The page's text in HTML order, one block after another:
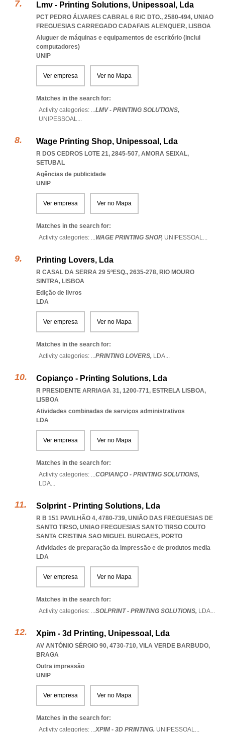
Lmv - Printing Solutions, Unipessoal, Lda
PCT PEDRO ÁLVARES CABRAL 6 R/C DTO., 2580-494, UNIAO
FREGUESIAS CARREGADO CADAFAIS ALENQUER, LISBOA
Aluguer de máquinas e equipamentos de escritório (inclui
computadores)
UNIP
Ver empresa Ver no Mapa
Matches in the search for:
Activity categories: ...LMV - PRINTING SOLUTIONS,
UNIPESSOAL...
Wage Printing Shop, Unipessoal, Lda
R DOS CEDROS LOTE 21, 2845-507, AMORA SEIXAL,
SETUBAL
Agências de publicidade
UNIP
Ver empresa Ver no Mapa
Matches in the search for:
Activity categories: ...WAGE PRINTING SHOP, UNIPESSOAL...
Printing Lovers, Lda
R CASAL DA SERRA 29 5ºESQ., 2635-278, RIO MOURO
SINTRA, LISBOA
Edição de livros
LDA
Ver empresa Ver no Mapa
Matches in the search for:
Activity categories: ...PRINTING LOVERS, LDA...
Copianço - Printing Solutions, Lda
R PRESIDENTE ARRIAGA 31, 1200-771, ESTRELA LISBOA,
LISBOA
Atividades combinadas de serviços administrativos
LDA
Ver empresa Ver no Mapa
Matches in the search for:
Activity categories: ...COPIANÇO - PRINTING SOLUTIONS,
LDA...
Solprint - Printing Solutions, Lda
R B 151 PAVILHÃO 4, 4780-739, UNIÃO DAS FREGUESIAS DE
SANTO TIRSO, UNIAO FREGUESIAS SANTO TIRSO COUTO
SANTA CRISTINA SAO MIGUEL BURGAES, PORTO
Atividades de preparação da impressão e de produtos media
LDA
Ver empresa Ver no Mapa
Matches in the search for:
Activity categories: ...SOLPRINT - PRINTING SOLUTIONS, LDA...
Xpim - 3d Printing, Unipessoal, Lda
AV ANTÓNIO SÉRGIO 90, 4730-710, VILA VERDE BARBUDO,
BRAGA
Outra impressão
UNIP
Ver empresa Ver no Mapa
Matches in the search for:
Activity categories: ...XPIM - 3D PRINTING, UNIPESSOAL...